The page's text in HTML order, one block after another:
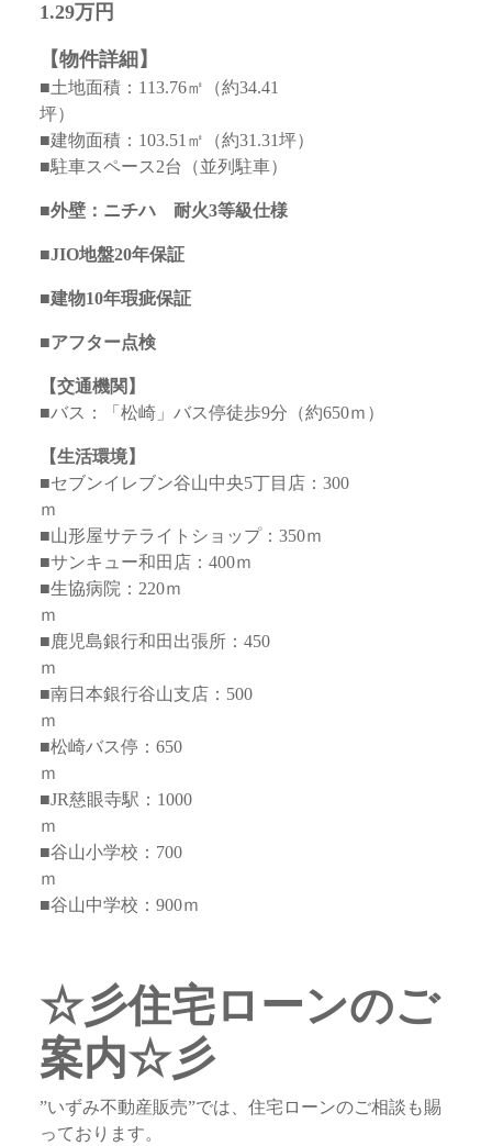
1.29万円
【物件詳細】
■土地面積：113.76㎡（約34.41
■建物面積：103.51㎡（約31.31坪）
■駐車スペース2台（並列駐車）
■外壁：ニチハ 耐火3等級仕様
■JIO地盤20年保証
■建物10年瑕疵保証
■アフター点検
【交通機関】
■バス：「松崎」バス停徒歩9分（約650ｍ）
【生活環境】
■セブンイレブン谷山中央5丁目店：300
■山形屋サテライトショップ：350ｍ
■サンキュー和田店：400ｍ
■生協病院：220ｍ
■鹿児島銀行和田出張所：450
■南日本銀行谷山支店：500
■松崎バス停：650
■JR慈眼寺駅：1000
■谷山小学校：700
■谷山中学校：900ｍ
☆彡住宅ローンのご
案内☆彡
”いずみ不動産販売”では、住宅ローンのご相談も賜
っております。